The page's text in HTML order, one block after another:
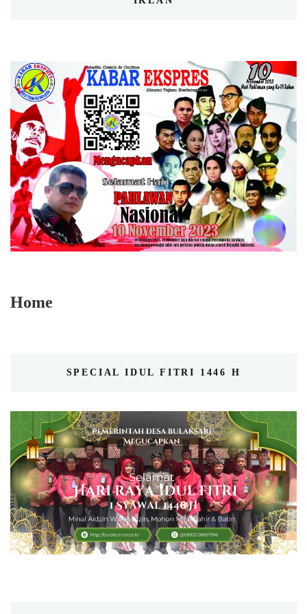
Home
SPECIAL IDUL FITRI 1446 H